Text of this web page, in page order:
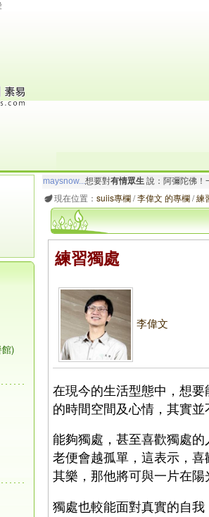
)
maysnow...想要對有情眾生說：阿彌陀佛！
現在位置： suiis專欄/李偉文 的專欄/練
練習獨處
李偉文
在現今的生活型態中，想
的時間空間及心情，其實
能夠獨處，甚至喜歡獨處
老便會越孤單，這表示，
其樂，那他將可與一片在
獨處也較能面對真實的自